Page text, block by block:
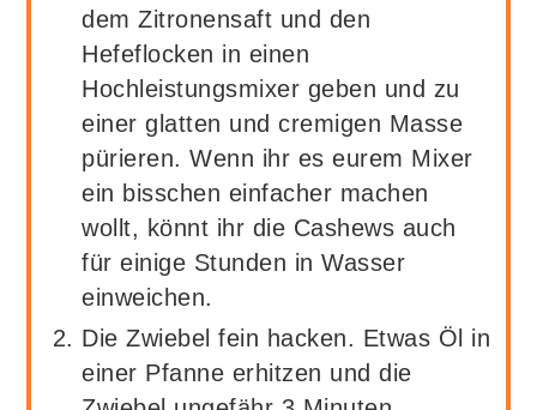
dem Zitronensaft und den
Hefeflocken in einen
Hochleistungsmixer geben und zu
einer glatten und cremigen Masse
pürieren. Wenn ihr es eurem Mixer
ein bisschen einfacher machen
wollt, könnt ihr die Cashews auch
für einige Stunden in Wasser
einweichen.
Die Zwiebel fein hacken. Etwas Öl in
einer Pfanne erhitzen und die